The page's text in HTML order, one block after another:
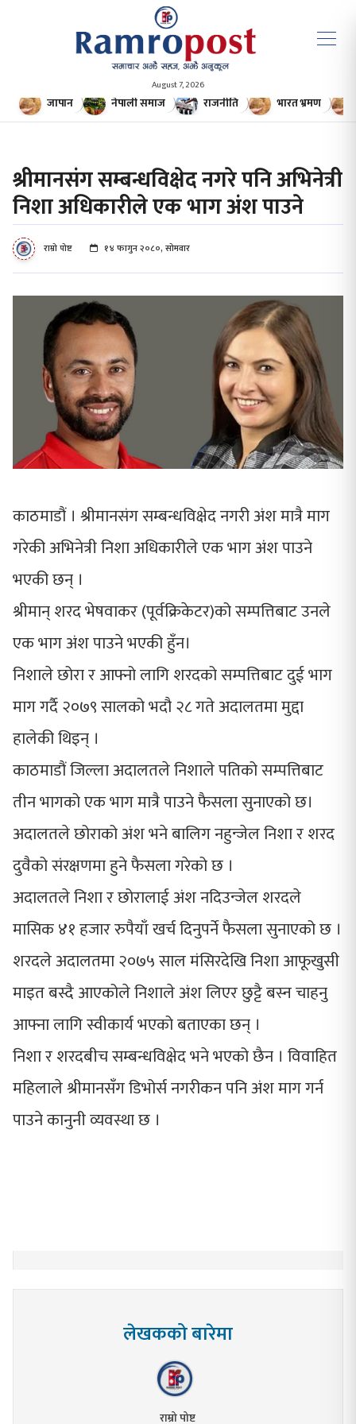
August 7, 2026
जापान नेपाली समाज राजनीति भारत भ्रमण
श्रीमानसंग सम्बन्धविक्षेद नगरे पनि अभिनेत्री
निशा अधिकारीले एक भाग अंश पाउने
राम्रो पोष्ट १४ फागुन २०८०, सोमवार
काठमाडौं । श्रीमानसंग सम्बन्धविक्षेद नगरी अंश मात्रै माग
गरेकी अभिनेत्री निशा अधिकारीले एक भाग अंश पाउने
भएकी छन् ।
श्रीमान् शरद भेषवाकर (पूर्वक्रिकेटर)को सम्पत्तिबाट उनले
एक भाग अंश पाउने भएकी हुँन।
निशाले छोरा र आफ्नो लागि शरदको सम्पत्तिबाट दुई भाग
माग गर्दै २०७९ सालको भदौ २८ गते अदालतमा मुद्दा
हालेकी थिइन् ।
काठमाडौं जिल्ला अदालतले निशाले पतिको सम्पत्तिबाट
तीन भागको एक भाग मात्रै पाउने फैसला सुनाएको छ।
अदालतले छोराको अंश भने बालिग नहुन्जेल निशा र शरद
दुवैको संरक्षणमा हुने फैसला गरेको छ ।
अदालतले निशा र छोरालाई अंश नदिउन्जेल शरदले
मासिक ४१ हजार रुपैयाँ खर्च दिनुपर्ने फैसला सुनाएको छ ।
शरदले अदालतमा २०७५ साल मंसिरदेखि निशा आफूखुसी
माइत बस्दै आएकोले निशाले अंश लिएर छुट्टै बस्न चाहनु
आफ्ना लागि स्वीकार्य भएको बताएका छन् ।
निशा र शरदबीच सम्बन्धविक्षेद भने भएको छैन । विवाहित
महिलाले श्रीमानसँग डिभोर्स नगरीकन पनि अंश माग गर्न
पाउने कानुनी व्यवस्था छ ।
लेखकको बारेमा
राम्रो पोष्ट